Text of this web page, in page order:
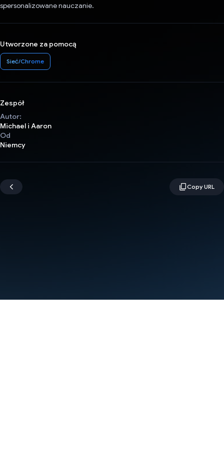
spersonalizowane nauczanie.
Utworzone za pomocą
Sieć/Chrome
Zespół
Autor:
Michael i Aaron
Od
Niemcy